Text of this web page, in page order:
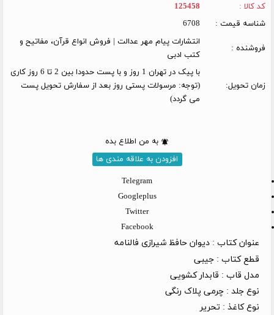
کد کالا :
125458
شناسه قیمت :
6708
فروشنده :
انتشارات پیام مهر عدالت | فروش انواع قرآن، مفاتیح و
کتب ادبی
زمان تحویل:
با پیک در تهران 1 روز و با پست حدودا بین 2 تا 6 روز کاری
(توجه: مرسولات پستی روز بعد از سفارش تحویل پست
می گردد)
به من اطلاع بده
افزودن به علاقه مندی ها
Telegram
Googleplus
Twitter
Facebook
عنوان کتاب : دیوان حافظ شیرازی فالنامه
قطع کتاب : جیبی
مدل قاب : قابدار کشویی
نوع جلد : چرمی پلاک رنگی
نوع کاغذ : تحریر